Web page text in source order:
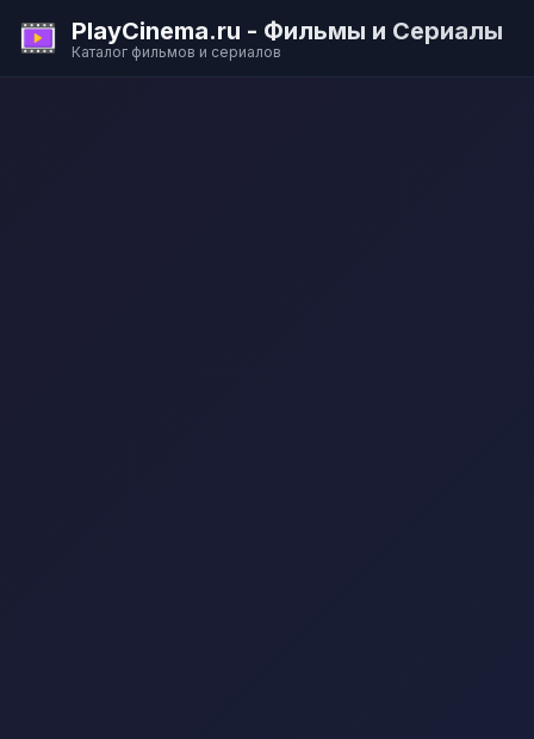
PlayCinema.ru - Фильмы и Сериалы
Каталог фильмов и сериалов